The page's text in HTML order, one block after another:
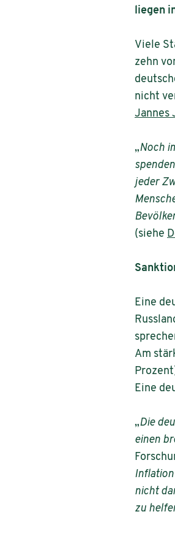
liegen
Viele
zehn
nicht
Jannes
„Noch
spenden
jeder
(siehe
Eine
Am
Eine
„Die
einen
Inflation
nicht
zu